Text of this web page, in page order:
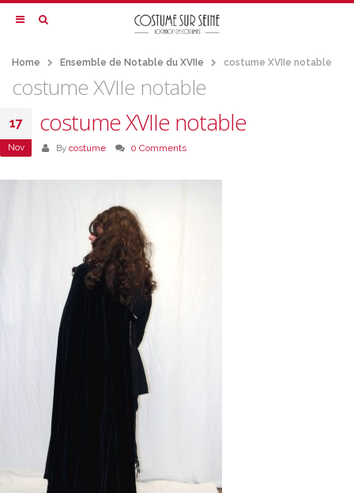
Home Ensemble de Notable du XVIIe costume XVIIe notable
costume XVIIe notable
17
Nov
costume XVIIe notable
By costume 0 Comments